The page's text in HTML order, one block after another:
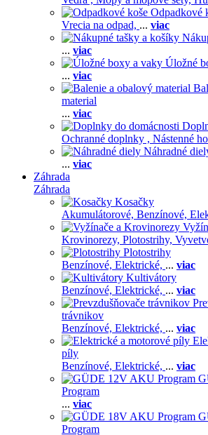
Odpadkové
Vrecia na odpad, ... viac
... viac
Úložné
... viac
material
... viac
Ochranné doplnky , Nástenné
Náhradné
... viac
Záhrada
Záhrada
Kosačky
Akumulátorové, Benzínové,
Krovinorezy, Plotostrihy,
Plotostrihy
Benzínové, Elektrické, ... viac
Kultivátory
Benzínové, Elektrické, ... viac
trávnikov
Benzínové, Elektrické, ... viac
píly
Benzínové, Elektrické, ... viac
Program
... viac
Program